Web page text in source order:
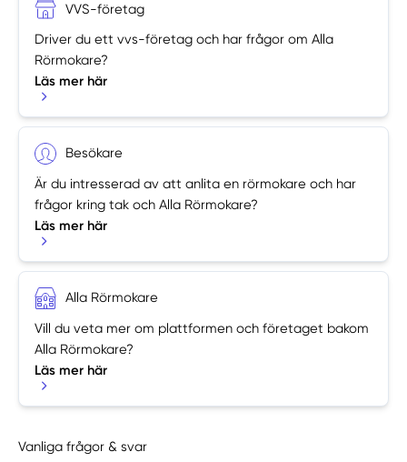
VVS-företag
Driver du ett vvs-företag och har frågor om Alla
Rörmokare?
Läs mer här
Besökare
Är du intresserad av att anlita en rörmokare och har
frågor kring tak och Alla Rörmokare?
Läs mer här
Alla Rörmokare
Vill du veta mer om plattformen och företaget bakom
Alla Rörmokare?
Läs mer här
Vanliga frågor & svar